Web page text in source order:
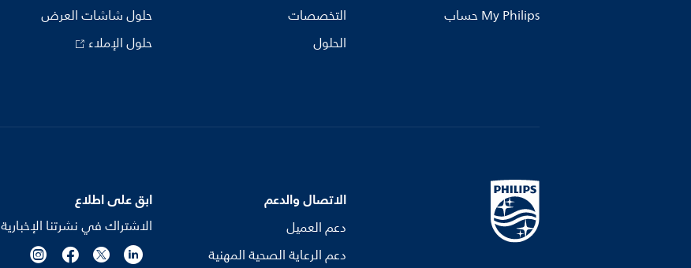
My Philips حساب
التخصصات
الحلول
حلول شاشات العرض
حلول الإملاء
الاتصال والدعم
دعم العميل
دعم الرعاية الصحية المهنية
ابق على اطلاع
الاشتراك في نشرتنا الإخبارية